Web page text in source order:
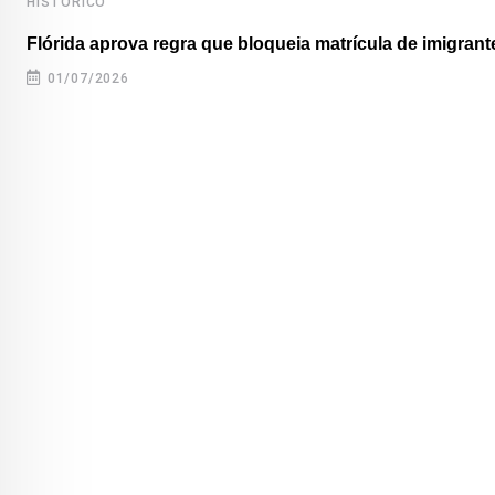
Flórida aprova regra que bloqueia matrícula de
01/07/2026